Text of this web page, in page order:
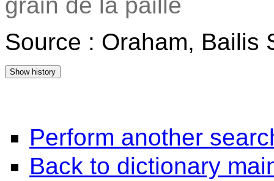
Source : Oraham, Bailis
Perform another
Back to dictionary